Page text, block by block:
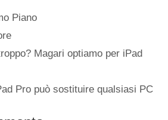
Piano
Magari optiamo per iPad
Pro può sostituire qualsiasi PC